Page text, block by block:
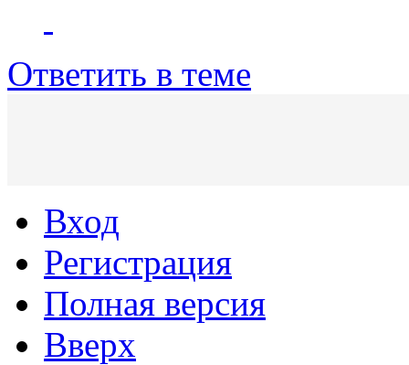
Ответить в теме
Вход
Регистрация
Полная версия
Вверх